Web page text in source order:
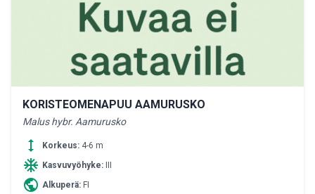
KORISTEOMENAPUU AAMURUSKO
Malus hybr. Aamurusko
height Korkeus: 4-6 m
ac_unit Kasvuvyöhyke:
public Alkuperä: FI